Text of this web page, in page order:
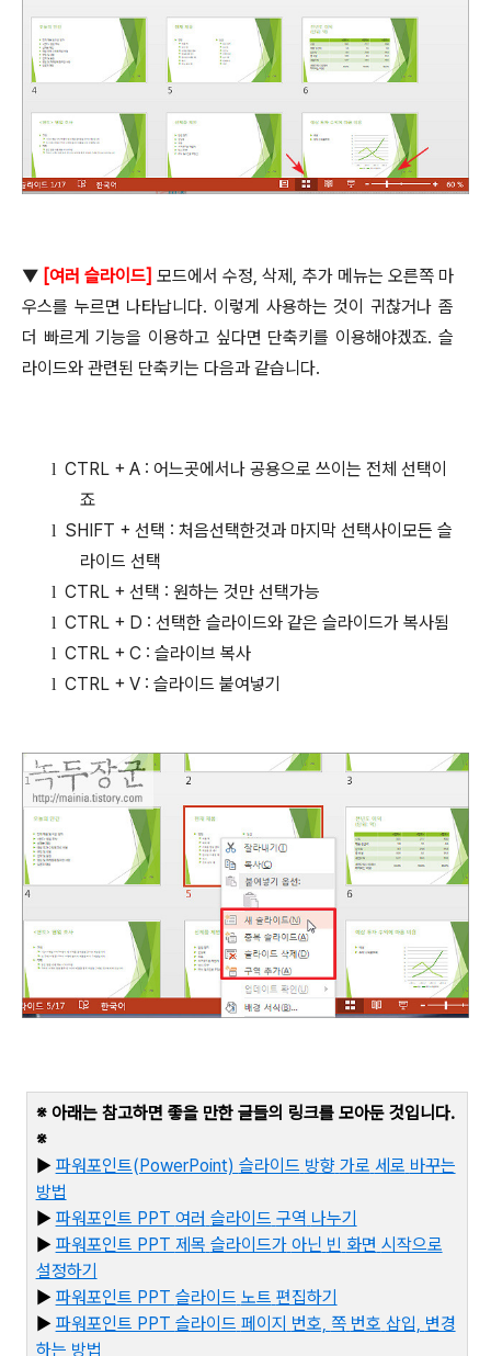
▼ [여러 슬라이드] 모드에서 수정,삭제 , 추가 메뉴는 오른쪽 마
우스를 누르면 나타납니다. 이렇게 사용하는 것이 귀찮거나 좀
더 빠르게 기능을 이용하고 싶다면 단축키를 이용해야겠죠. 슬
라이드와 관련된 단축키는 다음과 같습니다.
l CTRL + A : 어느곳에서나 공용으로 쓰이는 전체 선택이
죠
l SHIFT + 선택 : 처음선택한것과 마지막 선택사이모든 슬
라이드 선택
l CTRL + 선택 : 원하는 것만 선택가능
l CTRL + D : 선택한 슬라이드와 같은 슬라이드가 복사됨
l CTRL + C : 슬라이브 복사
l CTRL + V : 슬라이드 붙여넣기
※ 아래는 참고하면 좋을 만한 글들의 링크를 모아둔 것입니다.
※
▶ 파워포인트(PowerPoint) 슬라이드 방향 가로 세로 바꾸는
방법
▶ 파워포인트 PPT 여러 슬라이드 구역 나누기
▶ 파워포인트 PPT 제목 슬라이드가 아닌 빈 화면 시작으로
설정하기
▶ 파워포인트 PPT 슬라이드 노트 편집하기
▶ 파워포인트 PPT 슬라이드 페이지 번호, 쪽 번호 삽입, 변경
하는 방법